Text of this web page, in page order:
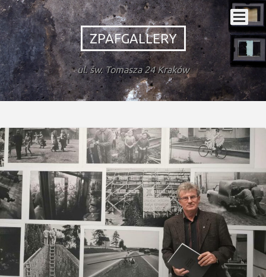
ZPAFGALLERY
ul. św. Tomasza 24 Kraków